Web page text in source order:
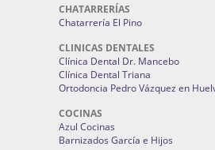
CHATARRERÍAS
Chatarrería El Pino
CLINICAS DENTALES
Clínica Dental Dr. Mancebo
Clínica Dental Triana
Ortodoncia Pedro Vázquez en
COCINAS
Azul Cocinas
Barnizados García e Hijos